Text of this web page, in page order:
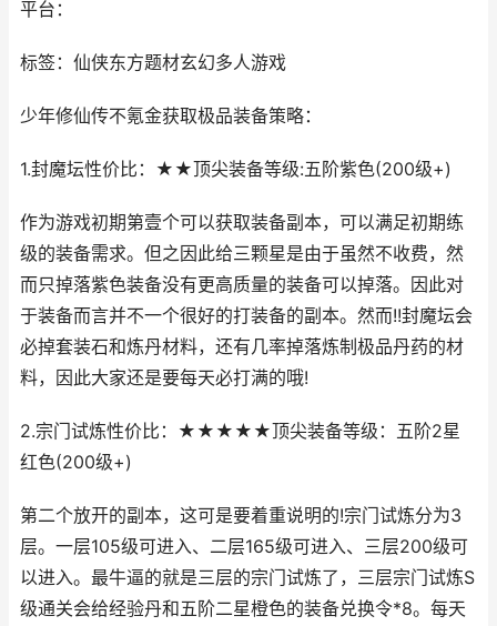
平台：
标签：仙侠东方题材玄幻多人游戏
少年修仙传不氪金获取极品装备策略：
1.封魔坛性价比：★★顶尖装备等级:五阶紫色(200级+)
作为游戏初期第壹个可以获取装备副本，可以满足初期练
级的装备需求。但之因此给三颗星是由于虽然不收费，然
而只掉落紫色装备没有更高质量的装备可以掉落。因此对
于装备而言并不一个很好的打装备的副本。然而!!封魔坛会
必掉套装石和炼丹材料，还有几率掉落炼制极品丹药的材
料，因此大家还是要每天必打满的哦!
2.宗门试炼性价比：★★★★★顶尖装备等级：五阶2星
红色(200级+)
第二个放开的副本，这可是要着重说明的!宗门试炼分为3
层。一层105级可进入、二层165级可进入、三层200级可
以进入。最牛逼的就是三层的宗门试炼了，三层宗门试炼S
级通关会给经验丹和五阶二星橙色的装备兑换令*8。每天